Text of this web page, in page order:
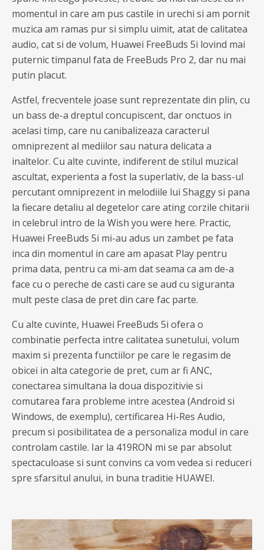
momentul in care am pus castile in urechi si am pornit
muzica am ramas pur si simplu uimit, atat de calitatea
audio, cat si de volum, Huawei FreeBuds 5i lovind mai
puternic timpanul fata de FreeBuds Pro 2, dar nu mai
putin placut.
Astfel, frecventele joase sunt reprezentate din plin, cu
un bass de-a dreptul concupiscent, dar onctuos in
acelasi timp, care nu canibalizeaza caracterul
omniprezent al mediilor sau natura delicata a
inaltelor. Cu alte cuvinte, indiferent de stilul muzical
ascultat, experienta a fost la superlativ, de la bass-ul
percutant omniprezent in melodiile lui Shaggy si pana
la fiecare detaliu al degetelor care ating corzile chitarii
in celebrul intro de la Wish you were here. Practic,
Huawei FreeBuds 5i mi-au adus un zambet pe fata
inca din momentul in care am apasat Play pentru
prima data, pentru ca mi-am dat seama ca am de-a
face cu o pereche de casti care se aud cu siguranta
mult peste clasa de pret din care fac parte.
Cu alte cuvinte, Huawei FreeBuds 5i ofera o
combinatie perfecta intre calitatea sunetului, volum
maxim si prezenta functiilor pe care le regasim de
obicei in alta categorie de pret, cum ar fi ANC,
conectarea simultana la doua dispozitivie si
comutarea fara probleme intre acestea (Android si
Windows, de exemplu), certificarea Hi-Res Audio,
precum si posibilitatea de a personaliza modul in care
controlam castile. Iar la 419RON mi se par absolut
spectaculoase si sunt convins ca vom vedea si reduceri
spre sfarsitul anului, in buna traditie HUAWEI.